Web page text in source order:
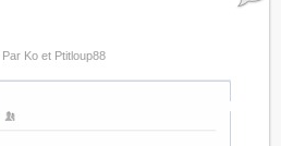
Par Ko et Ptitloup88